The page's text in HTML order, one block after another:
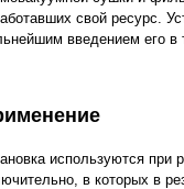
свой ресурс.
введением его в
используются при
в которых в